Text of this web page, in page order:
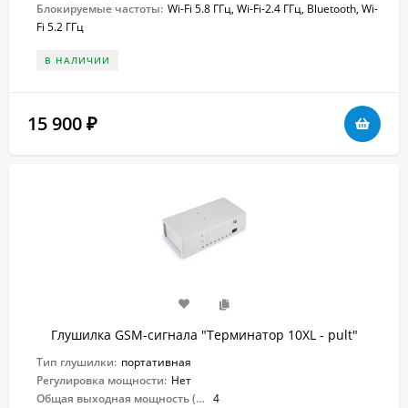
Блокируемые частоты: Wi-Fi 5.8 ГГц, Wi-Fi-2.4 ГГц, Bluetooth, Wi-
Fi 5.2 ГГц
В НАЛИЧИИ
15 900 ₽
Глушилка GSM-сигнала "Терминатор 10XL - pult"
Тип глушилки: портативная
Регулировка мощности: Нет
Общая выходная мощность (Вт): 4